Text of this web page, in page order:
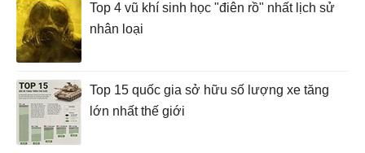
Top 4 vũ khí sinh học "điên rồ" nhất lịch sử
nhân loại
Top 15 quốc gia sở hữu số lượng xe tăng
lớn nhất thế giới